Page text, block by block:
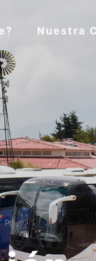
Nuestra